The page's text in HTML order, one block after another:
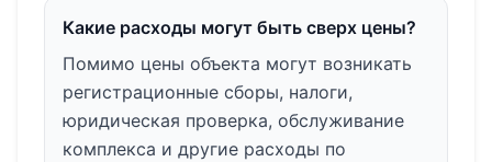
Какие расходы могут быть сверх цены?
Помимо цены объекта могут возникать
регистрационные сборы, налоги,
юридическая проверка, обслуживание
комплекса и другие расходы по